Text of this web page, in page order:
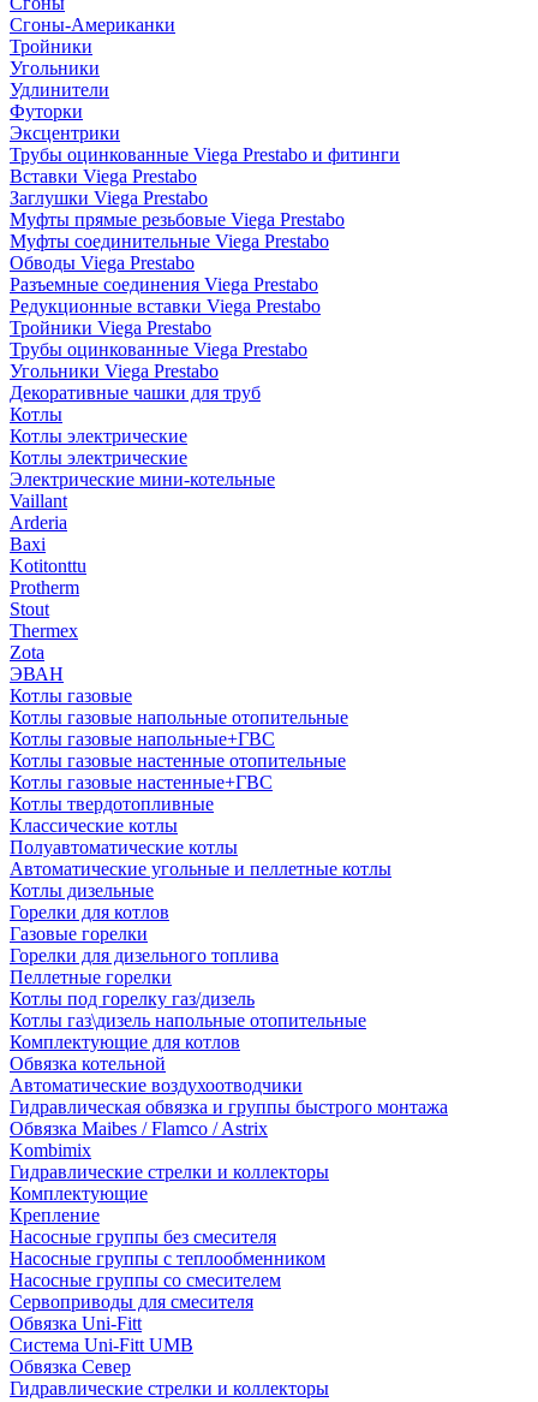
Сгоны-Американки
Тройники
Угольники
Удлинители
Футорки
Эксцентрики
Трубы оцинкованные Viega Prestabo и фитинги
Вставки Viega Prestabo
Заглушки Viega Prestabo
Муфты прямые резьбовые Viega Prestabo
Муфты соединительные Viega Prestabo
Обводы Viega Prestabo
Разъемные соединения Viega Prestabo
Редукционные вставки Viega Prestabo
Тройники Viega Prestabo
Трубы оцинкованные Viega Prestabo
Угольники Viega Prestabo
Декоративные чашки для труб
Котлы
Котлы электрические
Котлы электрические
Электрические мини-котельные
Vaillant
Arderia
Baxi
Kotitonttu
Protherm
Stout
Thermex
Zota
ЭВАН
Котлы газовые
Котлы газовые напольные отопительные
Котлы газовые напольные+ГВС
Котлы газовые настенные отопительные
Котлы газовые настенные+ГВС
Котлы твердотопливные
Классические котлы
Полуавтоматические котлы
Автоматические угольные и пеллетные котлы
Котлы дизельные
Горелки для котлов
Газовые горелки
Горелки для дизельного топлива
Пеллетные горелки
Котлы под горелку газ/дизель
Котлы газ\дизель напольные отопительные
Комплектующие для котлов
Обвязка котельной
Автоматические воздухоотводчики
Гидравлическая обвязка и группы быстрого монтажа
Обвязка Maibes / Flamco / Astrix
Kombimix
Гидравлические стрелки и коллекторы
Комплектующие
Крепление
Насосные группы без смесителя
Насосные группы с теплообменником
Насосные группы со смесителем
Сервоприводы для смесителя
Обвязка Uni-Fitt
Система Uni-Fitt UMB
Обвязка Север
Гидравлические стрелки и коллекторы